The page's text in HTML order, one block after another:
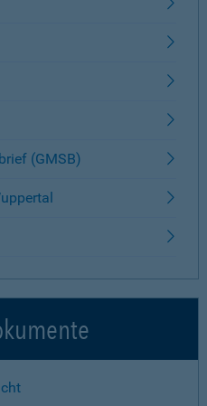
(GMSB)